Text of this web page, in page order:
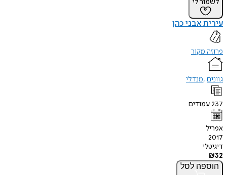
לשמור לי
עירית אבני כהן
פרוזה מקור
גוונים מנדלי
237עמודים
אפריל
2017
דיגיטלי
₪32
הוספה לסל